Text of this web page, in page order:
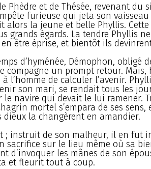
Phèdre et de Thésée, revenant du
furieuse qui jeta son
alors la jeune et belle Phyllis.
grands égards. La tendre Phyllis
être éprise, et bientôt ils
d’hyménée, Démophon, obligé
compagne un prompt retour. Mais,
l’homme de calculer l’avenir.
son mari, se rendait tous les
le navire qui devait le lui ramener.
mortel s’empara de ses sens,
dieux la changèrent en amandier.
; instruit de son malheur, il en fut
sacrifice sur le lieu même où sa
d’invoquer les mânes de son
et fleurit tout à coup.